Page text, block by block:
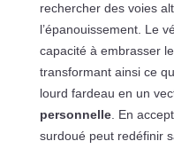
rechercher des voies
l’épanouissement. Le
capacité à embrasser
transformant ainsi ce
lourd fardeau en un
personnelle. En
surdoué peut redéfinir